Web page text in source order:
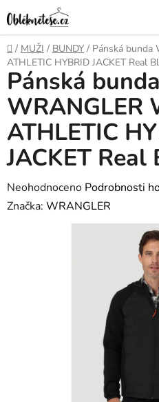
na
obsah
Domů
/ MUŽI / BUNDY / Pánská bunda
ATHLETIC HYBRID JACKET Real
Pánská bunda
WRANGLER
ATHLETIC
JACKET Real
Průměrné
hodnocení
Neohodnoceno Podrobnosti
Značka: WRANGLER